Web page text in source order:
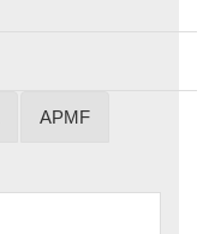
APMF